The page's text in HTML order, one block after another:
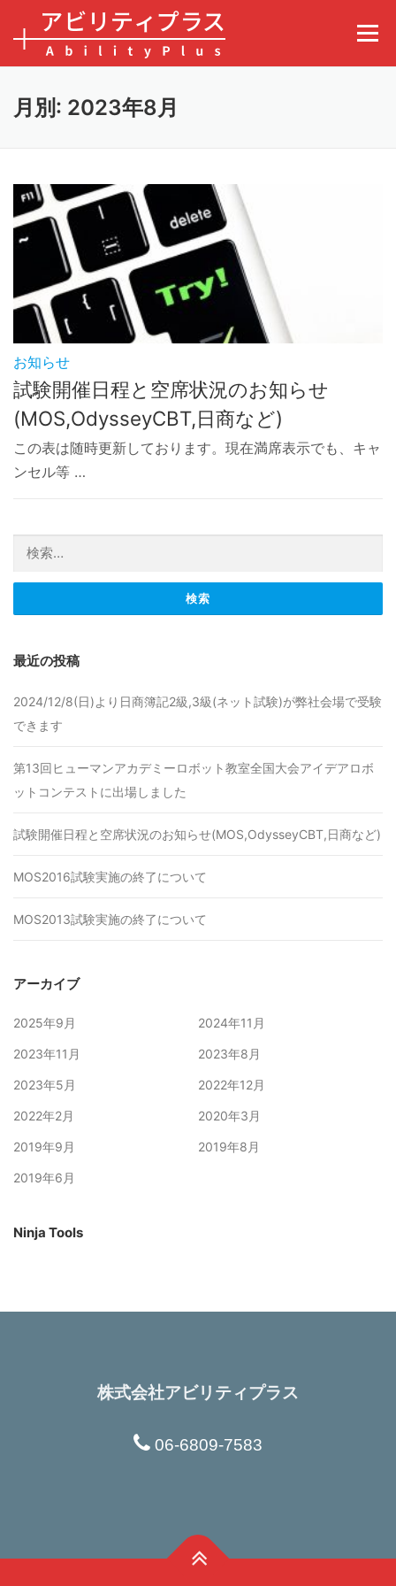
コンテンツへスキップ
メニ
月別: 2023年8月
お知らせ
試験開催日程と空席状況のお知らせ
(MOS,OdysseyCBT,日商など)
この表は随時更新しております。現在満席表示でも、キャ
ンセル等 …
検索:
最近の投稿
2024/12/8(日)より日商簿記2級,3級(ネット試験)が弊社会場で受験
できます
第13回ヒューマンアカデミーロボット教室全国大会アイデアロボ
ットコンテストに出場しました
試験開催日程と空席状況のお知らせ(MOS,OdysseyCBT,日商など)
MOS2016試験実施の終了について
MOS2013試験実施の終了について
アーカイブ
2025年9月 2024年11月
2023年11月 2023年8月
2023年5月 2022年12月
2022年2月 2020年3月
2019年9月 2019年8月
2019年6月
Ninja Tools
株式会社アビリティプラス